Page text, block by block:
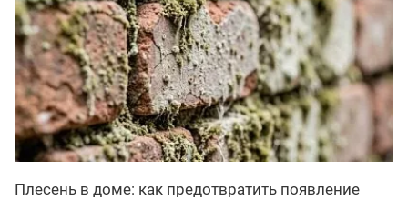
Плесень в доме: как предотвратить появление